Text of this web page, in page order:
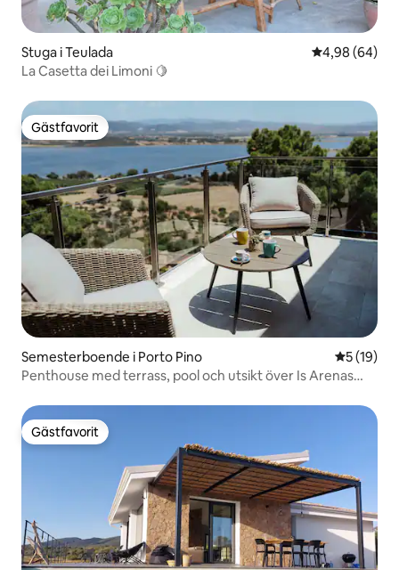
Stuga i Teulada 4,98 av 5 i
4,98 (64)
La Casetta dei Limoni 🍋
Gästfavorit
Gästfavorit
Semesterboende i Porto Pino 5 av 5 i
5 (19)
Penthouse med terrass, pool och utsikt över Is Arenas
Gästfavorit
Gästfavorit